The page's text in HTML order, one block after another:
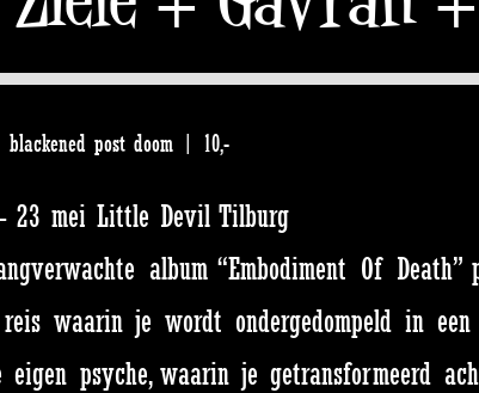
post doom | 10,-
23 mei Little Devil Tilburg
album “Embodiment Of Death”
waarin je wordt ondergedompeld in een
psyche, waarin je getransformeerd